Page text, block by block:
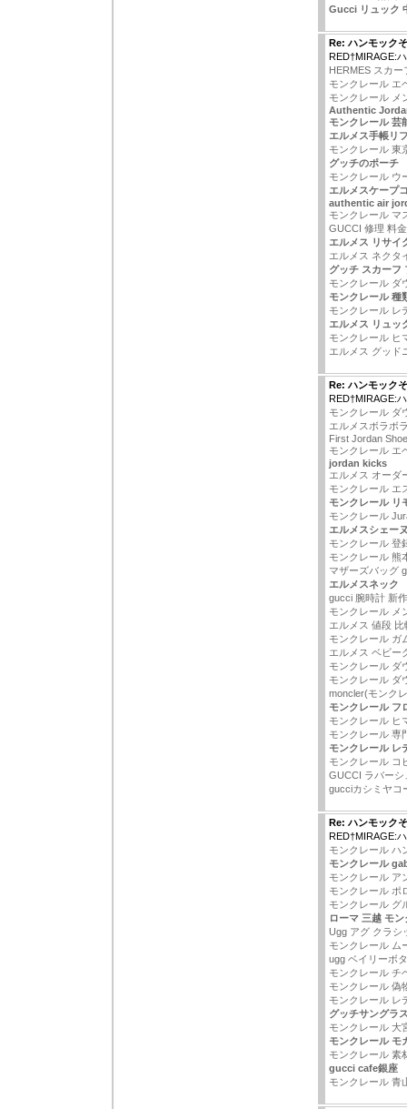
Gucci リュック
Re: ハンモック
RED†MIRAGE:
HERMES スカー
モンクレール エ
モンクレール メ
Authentic
モンクレール 芸
エルメス手帳リ
モンクレール 東
グッチのポーチ
モンクレール ウ
エルメスケープ
authentic air
モンクレール マ
GUCCI 修理 料金
エルメス リサイ
エルメス ネクタ
グッチ スカーフ
モンクレール ダ
モンクレール 種
モンクレール レ
エルメス リュッ
モンクレール ヒ
エルメス グッド
Re: ハンモック
RED†MIRAGE:
モンクレール ダ
エルメスボラボ
First Jordan
モンクレール エ
jordan kicks
エルメス オーダ
モンクレール エ
モンクレール リ
モンクレール
エルメスシェー
モンクレール 登
モンクレール 熊
マザーズバッグ
エルメスネック
gucci 腕時計 新作
モンクレール メ
エルメス 値段 比
モンクレール ガ
エルメス ベビー
モンクレール ダ
モンクレール ダ
moncler(モンク
モンクレール フ
モンクレール ヒ
モンクレール 専
モンクレール レ
モンクレール コ
GUCCI ラバーシ
gucciカシミヤコ
Re: ハンモック
RED†MIRAGE:
モンクレール ハ
モンクレール
モンクレール ア
モンクレール ポ
モンクレール グ
ローマ 三越 モ
Ugg アグ クラシ
モンクレール ム
ugg ベイリーボ
モンクレール チ
モンクレール 偽
モンクレール レ
グッチサングラ
モンクレール 大
モンクレール モ
モンクレール 素
gucci cafe銀座
モンクレール 青